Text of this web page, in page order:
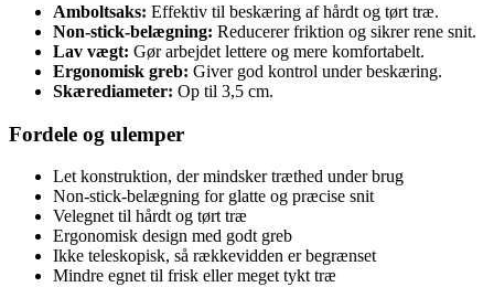
Amboltsaks: Effektiv til beskæring af hårdt og tørt træ.
Non-stick-belægning: Reducerer friktion og sikrer rene snit.
Lav vægt: Gør arbejdet lettere og mere komfortabelt.
Ergonomisk greb: Giver god kontrol under beskæring.
Skærediameter: Op til 3,5 cm.
Fordele og ulemper
Let konstruktion, der mindsker træthed under brug
Non-stick-belægning for glatte og præcise snit
Velegnet til hårdt og tørt træ
Ergonomisk design med godt greb
Ikke teleskopisk, så rækkevidden er begrænset
Mindre egnet til frisk eller meget tykt træ